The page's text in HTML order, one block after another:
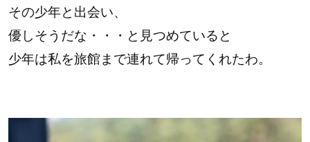
その少年と出会い、
優しそうだな・・・と見つめていると
少年は私を旅館まで連れて帰ってくれたわ。